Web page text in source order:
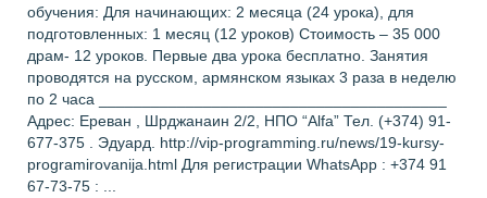
обучения: Для начинающих: 2 месяца (24 урока), для
подготовленных: 1 месяц (12 уроков) Стоимость – 35 000
драм- 12 уроков. Первые два урока бесплатно. Занятия
проводятся на русском, армянском языках 3 раза в неделю
по 2 часа ________________________________________
Адрес: Ереван , Шрджанаин 2/2, НПО “Alfa” Тел. (+374) 91-
677-375 . Эдуард. http://vip-programming.ru/news/19-kursy-
programirovanija.html Для регистрации WhatsApp : +374 91
67-73-75 : ...